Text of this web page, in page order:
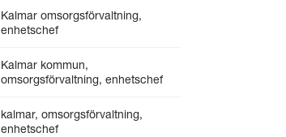
Kalmar omsorgsförvaltning,
enhetschef
Kalmar kommun,
omsorgsförvaltning, enhetschef
kalmar, omsorgsförvaltning,
enhetschef